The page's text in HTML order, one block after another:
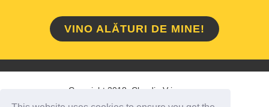
VINO ALĂTURI DE MINE!
Copyright 2018 Claudiu Vrinceanu